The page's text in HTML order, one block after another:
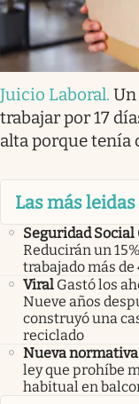
Juicio Laboral. Un
trabajar por 17
alta porque tenía
Las más leidas
Seguridad Social
Reducirán un
trabajado más
Viral Gastó los
Nueve años
construyó una
reciclado
Nueva normativa
ley que prohíbe
habitual en